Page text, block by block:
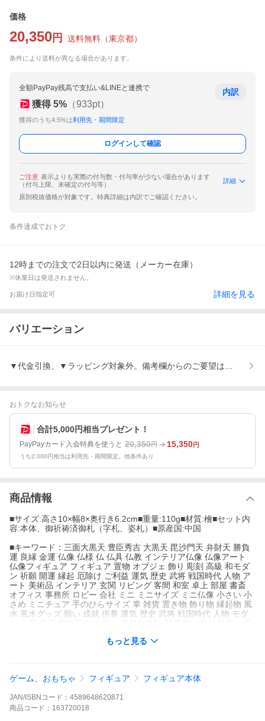
価格
20,350 円 送料無料 （東京都）
条件により送料が異なる場合があります。
全額PayPay残高で支払い&LINEと連携で
獲得 5% （933pt）
獲得のうち4.5%は利用先・期間限定
内訳
ログインして確認
ご注意 表示よりも実際の付与数・付与率が少ない場合があります
（付与上限、未確定の付与等）
詳細
原則税抜価格が対象です。特典詳細は内訳でご確認ください。
条件達成でおトク
12時までの注文で2日以内に発送（メーカー在庫）
※休業日は発送されません。
お届け日指定可 詳細を見る
バリエーション
▼代金引換、▼ラッピング対象外。備考欄からのご要望は自動削
おトクなお知らせ
合計5,000円相当プレゼント！
PayPayカード入会特典を使うと 20,350円 15,350円
うち2,000円相当は利用先・期間限定。他条件あり
商品情報
■サイズ:高さ10×幅8×奥行き6.2cm■重量:110g■材質:檜■セット内
容:本体、御祈祷済御札（字札、姿札）■原産国:中国
■キーワード：三面大黒天 豊臣秀吉 大黒天 毘沙門天 弁財天 勝負
運 良縁 金運 仏像 仏様 仏 仏具 仏教 インテリア仏像 仏像アート
仏像フィギュア フィギュア 置物 オブジェ 飾り 彫刻 高級 和モダ
ン 祈願 開運 縁起 厄除け ご利益 運気 歴史 武将 戦国時代 人物 ア
ート 美術品 インテリア 玄関 リビング 客間 和室 卓上 部屋 書斎
オフィス 事務所 ロビー 会社 ミニ ミニサイズ ミニ仏像 小さい 小
さめ ミニチュア 手のひらサイズ 掌 雑貨 置き物 飾り物 縁起物 風
水 風水グッズ 願い 成就 供養 運気 歴史 武将 戦国時代 人物 モダ
ストレス解消 グッズ アイテム 自宅 おうち時間 お家時間 巣ごもり
もっと見る
ゲーム、おもちゃ フィギュア フィギュア本体
JAN/ISBNコード： 4589648620871
商品 コード： 163720018